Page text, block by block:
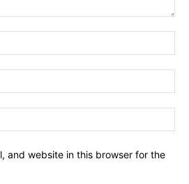
and website in this browser for the